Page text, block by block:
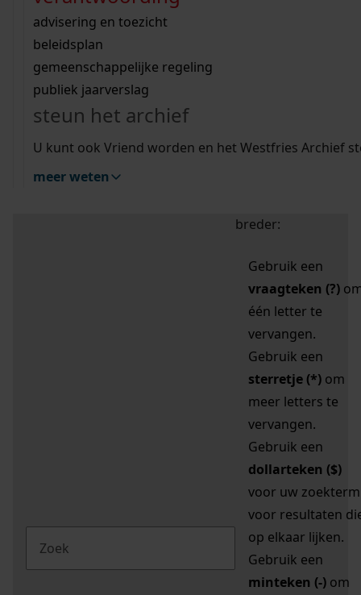
bouwvergunningen
omgevingsvergunningen
vergunningen
beeld en geluid
uitleg nodig?
Wij helpen u op weg met een aantal zoektips.
bekijk alle zoektips
Wij helpen u op weg met een aantal zoektips.
bekijk alle zoektips
bekijk ons geschiedenislokaal
advisering en toezicht
beleidsplan
gemeenschappelijke regeling
publiek jaarverslag
steun het archief
U kunt ook Vriend worden en het Westfries Archief
meer weten
zoektips
Mijn Studiezaal (inloggen)
uw zoekopdracht te
breder:
Gebruik een
vraagteken (?)
één letter te
vervangen.
Gebruik een
sterretje (*) om
meer letters te
vervangen.
Gebruik een
dollarteken ($)
voor uw zoekterm
voor resultaten
op elkaar lijken.
Gebruik een
minteken (-) om